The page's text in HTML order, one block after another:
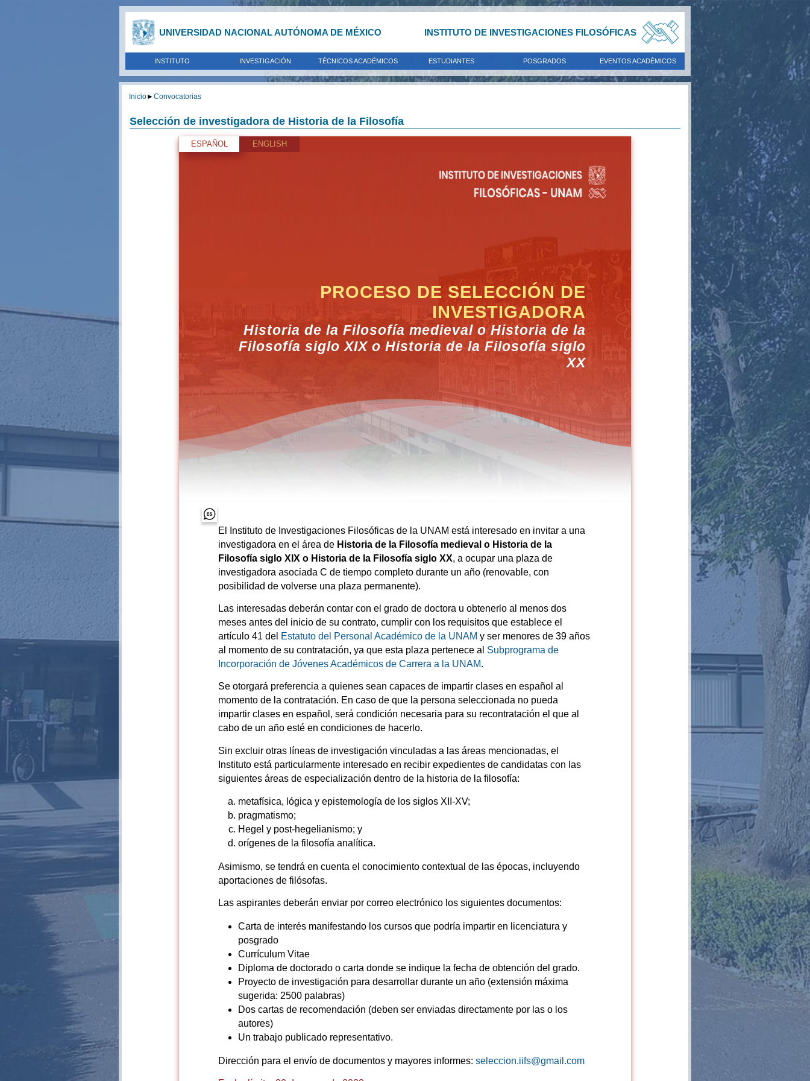
UNIVERSIDAD NACIONAL AUTÓNOMA DE MÉXICO INSTITUTO DE INVESTIGACIONES FILOSÓFICAS
INSTITUTO INVESTIGACIÓN TÉCNICOS ACADÉMICOS ESTUDIANTES POSGRADOS EVENTOS ACADÉMICOS
Inicio►Convocatorias
Selección de investigadora de Historia de la Filosofía
ESPAÑOL ENGLISH
PROCESO DE SELECCIÓN DE
INVESTIGADORA
Historia de la Filosofía medieval o Historia de la
Filosofía siglo XIX o Historia de la Filosofía siglo
XX
El Instituto de Investigaciones Filosóficas de la UNAM está interesado en invitar a una
investigadora en el área de Historia de la Filosofía medieval o Historia de la
Filosofía siglo XIX o Historia de la Filosofía siglo XX, a ocupar una plaza de
investigadora asociada C de tiempo completo durante un año (renovable, con
posibilidad de volverse una plaza permanente).
Las interesadas deberán contar con el grado de doctora u obtenerlo al menos dos
meses antes del inicio de su contrato, cumplir con los requisitos que establece el
artículo 41 del Estatuto del Personal Académico de la UNAM y ser menores de 39 años
al momento de su contratación, ya que esta plaza pertenece al Subprograma de
Incorporación de Jóvenes Académicos de Carrera a la UNAM.
Se otorgará preferencia a quienes sean capaces de impartir clases en español al
momento de la contratación. En caso de que la persona seleccionada no pueda
impartir clases en español, será condición necesaria para su recontratación el que al
cabo de un año esté en condiciones de hacerlo.
Sin excluir otras líneas de investigación vinculadas a las áreas mencionadas, el
Instituto está particularmente interesado en recibir expedientes de candidatas con las
siguientes áreas de especialización dentro de la historia de la filosofía:
metafísica, lógica y epistemología de los siglos XII-XV;
pragmatismo;
Hegel y post-hegelianismo; y
orígenes de la filosofía analítica.
Asimismo, se tendrá en cuenta el conocimiento contextual de las épocas, incluyendo
aportaciones de filósofas.
Las aspirantes deberán enviar por correo electrónico los siguientes documentos:
Carta de interés manifestando los cursos que podría impartir en licenciatura y
posgrado
Currículum Vitae
Diploma de doctorado o carta donde se indique la fecha de obtención del grado.
Proyecto de investigación para desarrollar durante un año (extensión máxima
sugerida: 2500 palabras)
Dos cartas de recomendación (deben ser enviadas directamente por las o los
autores)
Un trabajo publicado representativo.
Dirección para el envío de documentos y mayores informes: seleccion.iifs@gmail.com